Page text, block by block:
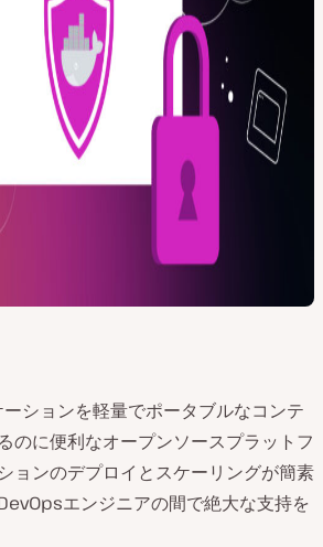
ションを軽量でポータブルなコンテ
のに便利なオープンソースプラットフ
ョンのデプロイとスケーリングが簡素
エンジニアの間で絶大な支持を